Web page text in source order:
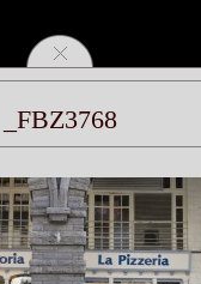
_FBZ3768